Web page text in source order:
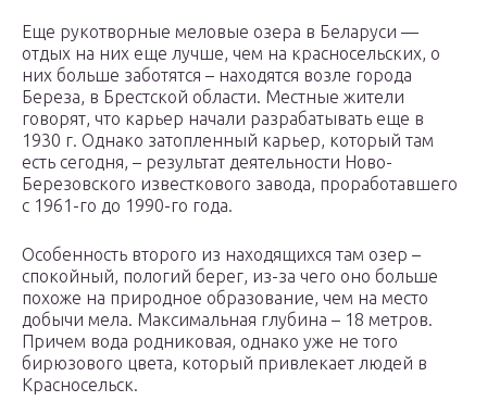
Еще рукотворные меловые озера в Беларуси —
отдых на них еще лучше, чем на красносельских, о
них больше заботятся – находятся возле города
Береза, в Брестской области. Местные жители
говорят, что карьер начали разрабатывать еще в
1930 г. Однако затопленный карьер, который там
есть сегодня, – результат деятельности Ново-
Березовского известкового завода, проработавшего
с 1961-го до 1990-го года.
Особенность второго из находящихся там озер –
спокойный, пологий берег, из-за чего оно больше
похоже на природное образование, чем на место
добычи мела. Максимальная глубина – 18 метров.
Причем вода родниковая, однако уже не того
бирюзового цвета, который привлекает людей в
Красносельск.